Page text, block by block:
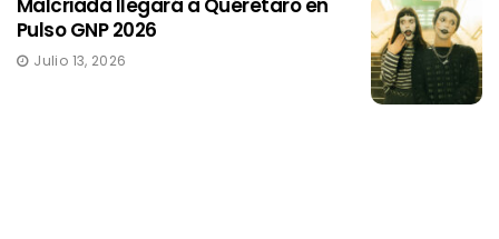
Pulso GNP 2026
Julio 13, 2026